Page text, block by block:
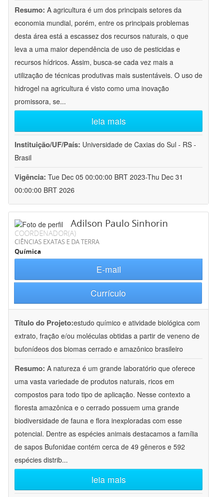
Resumo: A agricultura é um dos principais setores da
economia mundial, porém, entre os principais problemas
desta área está a escassez dos recursos naturais, o que
leva a uma maior dependência de uso de pesticidas e
recursos hídricos. Assim, busca-se cada vez mais a
utilização de técnicas produtivas mais sustentáveis. O uso de
hidrogel na agricultura é visto como uma inovação
promissora, se...
leia mais
Instituição/UF/País: Universidade de Caxias do Sul - RS -
Brasil
Vigência: Tue Dec 05 00:00:00 BRT 2023-Thu Dec 31
00:00:00 BRT 2026
Adilson Paulo Sinhorin
COORDENADOR(A)
CIÊNCIAS EXATAS E DA TERRA
Química
E-mail
Currículo
Título do Projeto:estudo químico e atividade biológica com
extrato, fração e/ou moléculas obtidas a partir de veneno de
bufonídeos dos biomas cerrado e amazônico brasileiro
Resumo: A natureza é um grande laboratório que oferece
uma vasta variedade de produtos naturais, ricos em
compostos para todo tipo de aplicação. Nesse contexto a
floresta amazônica e o cerrado possuem uma grande
biodiversidade de fauna e flora inexploradas com esse
potencial. Dentre as espécies animais destacamos a família
de sapos Bufonidae contém cerca de 49 gêneros e 592
espécies distrib...
leia mais